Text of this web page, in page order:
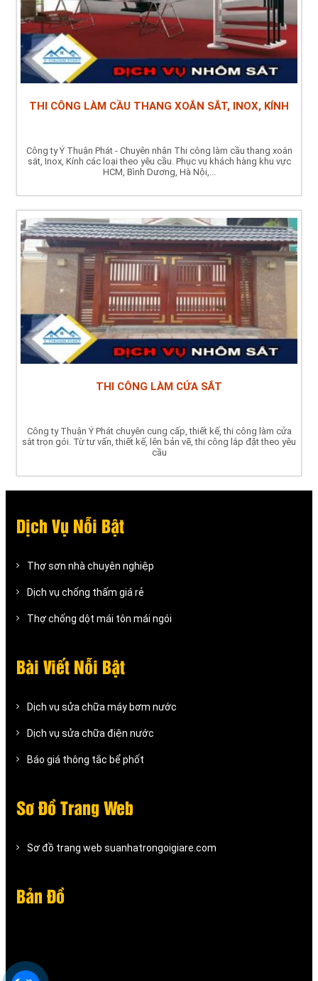
THI CÔNG LÀM CẦU THANG XOẮN SẮT, INOX, KÍNH
Công ty Ý Thuận Phát - Chuyên nhận Thi công làm cầu thang xoắn
sắt, Inox, Kính các loại theo yêu cầu. Phục vụ khách hàng khu vực
HCM, Bình Dương, Hà Nội,...
THI CÔNG LÀM CỬA SẮT
Công ty Thuận Ý Phát chuyên cung cấp, thiết kế, thi công làm cửa
sắt trọn gói. Từ tư vấn, thiết kế, lên bản vẽ, thi công lắp đặt theo yêu
cầu
Dịch Vụ Nỗi Bật
Thợ sơn nhà chuyên nghiệp
Dịch vụ chống thấm giá rẻ
Thợ chống dột mái tôn mái ngói
Bài Viết Nỗi Bật
Dịch vụ sửa chữa máy bơm nước
Dịch vụ sửa chữa điện nước
Báo giá thông tắc bể phốt
Sơ Đồ Trang Web
Sơ đồ trang web suanhatrongoigiare.com
Bản Đồ